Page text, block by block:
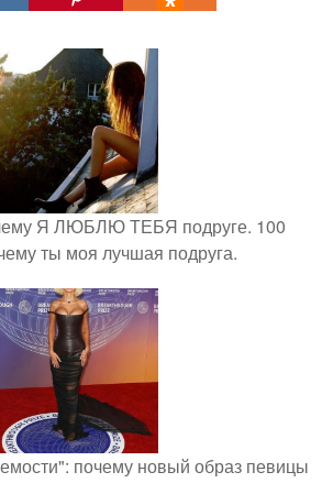
Я ЛЮБЛЮ ТЕБЯ подруге. 100
ты моя лучшая подруга.
почему новый образ певицы